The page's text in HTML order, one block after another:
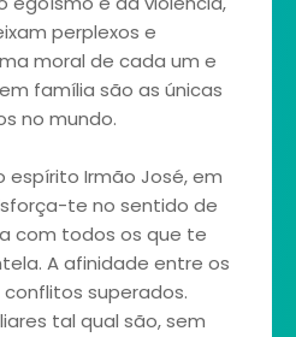
perplexos e
moral de cada um e
família são as únicas
no mundo.
espírito Irmão José, em
te no sentido de
com todos os que te
A afinidade entre os
superados.
tal qual são, sem